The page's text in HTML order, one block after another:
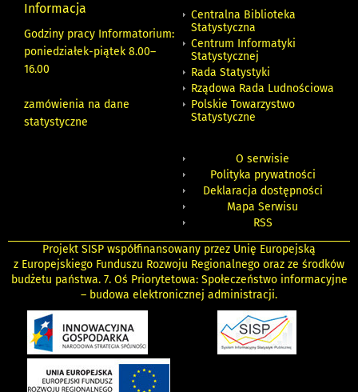
Informacja
Godziny pracy Informatorium:
poniedziałek-piątek 8.00–
16.00
zamówienia na dane
statystyczne
Centralna Biblioteka
Statystyczna
Centrum Informatyki
Statystycznej
Rada Statystyki
Rządowa Rada Ludnościowa
Polskie Towarzystwo
Statystyczne
O serwisie
Polityka prywatności
Deklaracja dostępności
Mapa Serwisu
RSS
Projekt SISP współfinansowany przez Unię Europejską
z Europejskiego Funduszu Rozwoju Regionalnego oraz ze środków
budżetu państwa. 7. Oś Priorytetowa: Społeczeństwo informacyjne
– budowa elektronicznej administracji.